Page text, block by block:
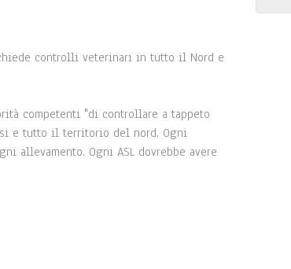
controlli veterinari in tutto il Nord e
competenti "di controllare a tappeto
e tutto il territorio del nord. Ogni
allevamento. Ogni ASL dovrebbe avere